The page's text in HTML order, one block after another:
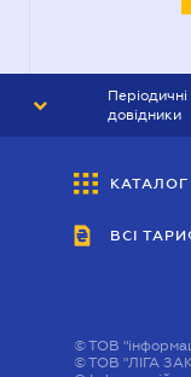
довідники
ВІСНИК
КАТАЛОГ
ВСІ
©ТОВ
©ТОВ "ЛІГА